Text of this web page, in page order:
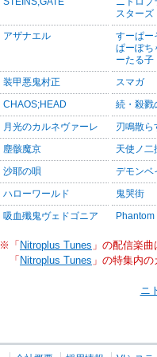
スターズ
アザナエル
すーぱー
ぱーぽち
ーたる子
装甲悪鬼村正 スマガ
CHAOS;HEAD 続・殺戮
月光のカルネヴァーレ 刃鳴散ら
塵骸魔京 天使ノ二
沙耶の唄 デモンベ
ハローワールド 鬼哭街
吸血殲鬼ヴェドゴニア Phantom
※「 Nitroplus Tunes 」の配信楽
「 Nitroplus Tunes 」の特集内
ニ